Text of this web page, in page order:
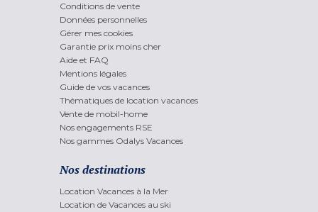
Conditions de vente
Données personnelles
Gérer mes cookies
Garantie prix moins cher
Aide et FAQ
Mentions légales
Guide de vos vacances
Thématiques de location vacances
Vente de mobil-home
Nos engagements RSE
Nos gammes Odalys Vacances
Nos destinations
Location Vacances à la Mer
Location de Vacances au ski